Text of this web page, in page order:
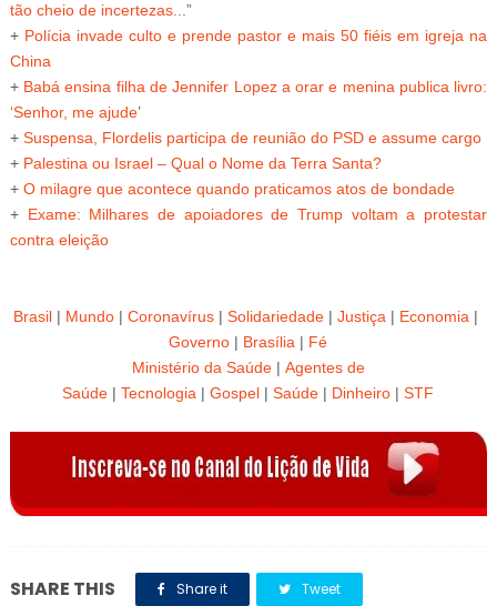
tão cheio de incertezas..
.”
+ Polícia invade culto e prende pastor e mais 50 fiéis em igreja na
China
+ Babá ensina filha de Jennifer Lopez a orar e menina publica livro:
‘Senhor, me ajude’
+ Suspensa, Flordelis participa de reunião do PSD e assume cargo
+ Palestina ou Israel – Qual o Nome da Terra Santa?
+ O milagre que acontece quando praticamos atos de bondade
+ Exame: Milhares de apoiadores de Trump voltam a protestar
contra eleição
Brasil | Mundo |Coronavírus |Solidariedade | Justiça | Economia |
Governo | Brasília | Fé
Ministério da Saúde| Agentes de
Saúde |Tecnologia |Gospel |Saúde | Dinheiro |STF
SHARE THIS Share it Tweet